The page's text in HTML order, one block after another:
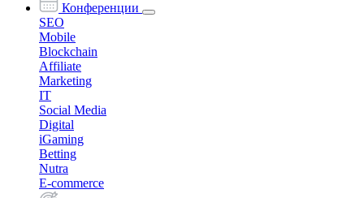
Конференции
SEO
Mobile
Blockchain
Affiliate
Marketing
IT
Social Media
Digital
iGaming
Betting
Nutra
E-commerce